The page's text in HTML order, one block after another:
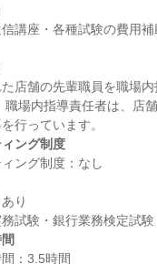
店舗の先輩職員を職場
場内指導責任者は、店
ング制度
り